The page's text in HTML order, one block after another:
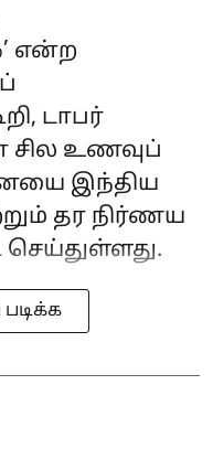
என்ற
டாபர்
சில உணவுப்
இந்திய
தர நிர்ணய